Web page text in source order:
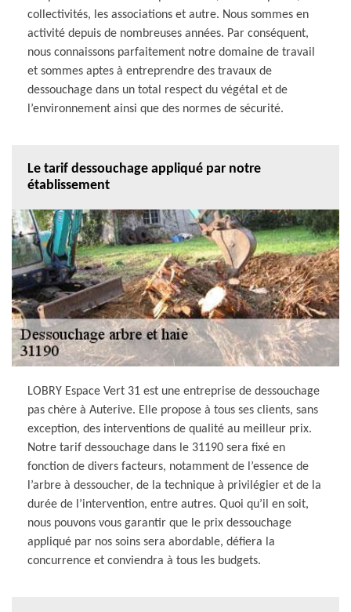
collectivités, les associations et autre. Nous sommes en
activité depuis de nombreuses années. Par conséquent,
nous connaissons parfaitement notre domaine de travail
et sommes aptes à entreprendre des travaux de
dessouchage dans un total respect du végétal et de
l’environnement ainsi que des normes de sécurité.
Le tarif dessouchage appliqué par notre
établissement
LOBRY Espace Vert 31 est une entreprise de dessouchage
pas chère à Auterive. Elle propose à tous ses clients, sans
exception, des interventions de qualité au meilleur prix.
Notre tarif dessouchage dans le 31190 sera fixé en
fonction de divers facteurs, notamment de l’essence de
l’arbre à dessoucher, de la technique à privilégier et de la
durée de l’intervention, entre autres. Quoi qu’il en soit,
nous pouvons vous garantir que le prix dessouchage
appliqué par nos soins sera abordable, défiera la
concurrence et conviendra à tous les budgets.